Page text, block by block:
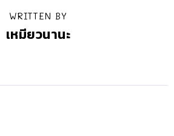
WRITTEN BY
เหมียวนานะ